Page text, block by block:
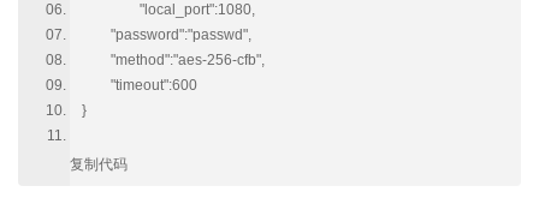
"local_port":1080,
"password":"passwd",
"method":"aes-256-cfb",
"timeout":600
}
复制代码